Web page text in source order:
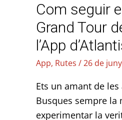
Com seguir
Grand Tour
l’App
App, Rutes /26 de
Ets un amant de
Busques sempre
experimentar la
amb
l’App
d’AtlantisMOTO?